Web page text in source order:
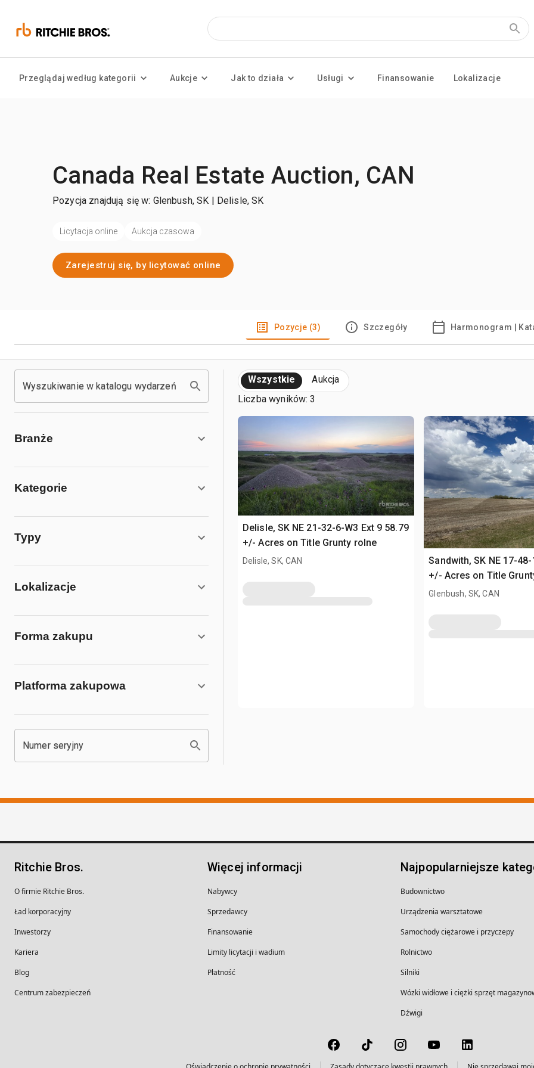
Przeglądaj według kategorii Aukcje Jak to działa Usługi Finansowanie Lokalizacje
Canada Real Estate Auction, CAN
Pozycja znajdują się w: Glenbush, SK | Delisle, SK
Licytacja online Aukcja czasowa
Zarejestruj się, by licytować online
Pozycje (3) Szczegóły Harmonogram |
Wyszukiwanie w katalogu wydarzeń
Branże
Kategorie
Typy
Lokalizacje
Forma zakupu
Platforma zakupowa
Numer seryjny
Wszystkie
Aukcja
Liczba wyników: 3
Delisle, SK NE 21-32-6-W3 Ext 9 58.79
+/- Acres on Title Grunty rolne
Delisle, SK, CAN
Sandwith, SK NE 17-
+/- Acres on Title
Glenbush, SK, CAN
Ritchie Bros.
O firmie Ritchie Bros.
Ład korporacyjny
Inwestorzy
Kariera
Blog
Centrum zabezpieczeń
Więcej informacji
Nabywcy
Sprzedawcy
Finansowanie
Limity licytacji i wadium
Płatność
Najpopularniejsze
Budownictwo
Urządzenia warsztatowe
Samochody ciężarowe i przyczepy
Rolnictwo
Silniki
Wózki widłowe i ciężki sprzęt
Dźwigi